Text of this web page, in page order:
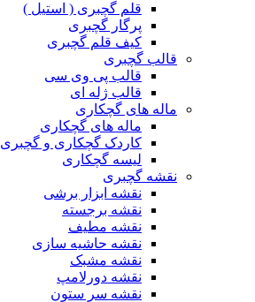
قلم گچبری ( استیل )
پرگار گچبری
کیف قلم گچبری
قالب گچبری
قالب پی وی سی
قالب ژله ای
ماله های گچکاری
ماله های گچکاری
کاردک گچکاری و گچبری
لیسه گچکاری
نقشه گچبری
نقشه ابزار برشی
نقشه برجسته
نقشه مطیف
نقشه حاشیه سازی
نقشه مشبک
نقشه دورلامپ
نقشه سر ستون